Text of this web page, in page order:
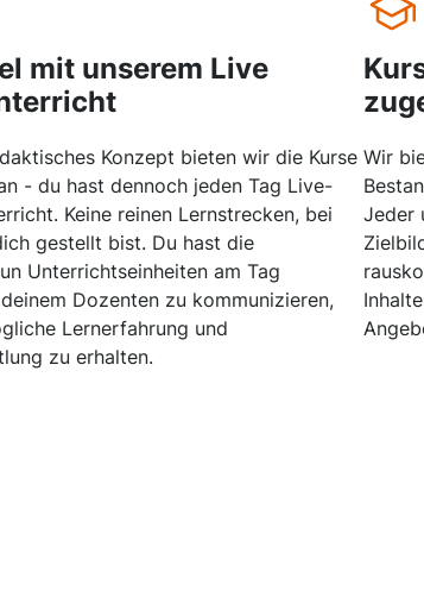
mit unserem Live
Konzept bieten wir die Kurse
- du hast dennoch jeden Tag Live-
Keine reinen Lernstrecken, bei
gestellt bist. Du hast die
Unterrichtseinheiten am Tag
Dozenten zu kommunizieren,
Lernerfahrung und
zu erhalten.
Wir
Jeder